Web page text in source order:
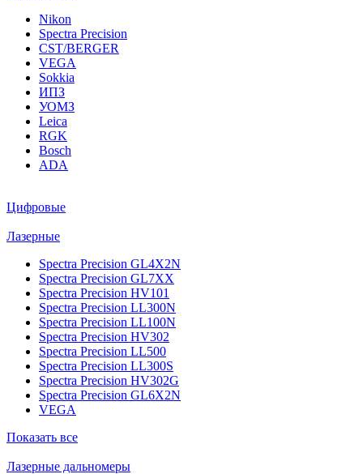
Nikon
Spectra Precision
CST/BERGER
VEGA
Sokkia
ИПЗ
УОМЗ
Leica
RGK
Bosch
ADA
Цифровые
Лазерные
Spectra Precision GL4X2N
Spectra Precision GL7XX
Spectra Precision HV101
Spectra Precision LL300N
Spectra Precision LL100N
Spectra Precision HV302
Spectra Precision LL500
Spectra Precision LL300S
Spectra Precision HV302G
Spectra Precision GL6X2N
VEGA
Показать все
Лазерные дальномеры